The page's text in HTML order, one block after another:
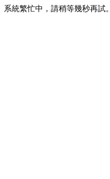
系統繁忙中，請稍等幾秒再試。